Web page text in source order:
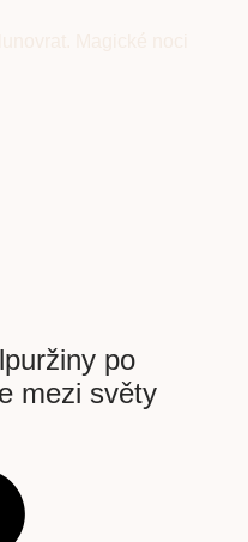
po
mezi světy